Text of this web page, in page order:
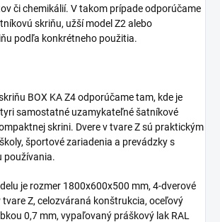
či chemikálií. V takom prípade odporúčame
skriňu, užší model Z2 alebo
podľa konkrétneho použitia.
BOX KA Z4 odporúčame tam, kde je
samostatné uzamykateľné šatníkové
skrini. Dvere v tvare Z sú praktickým
športové zariadenia a prevádzky s
používania.
je rozmer 1800x600x500 mm, 4-dverové
tvare Z, celozváraná konštrukcia, oceľový
0,7 mm, vypaľovaný práškový lak RAL